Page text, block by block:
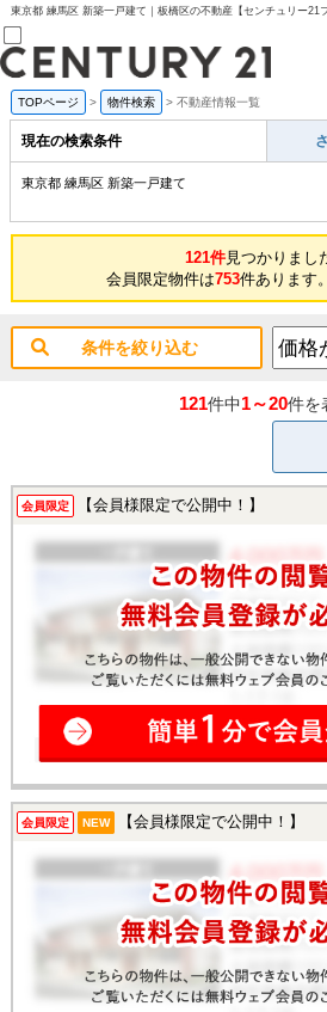
東京都 練馬区 新築一戸建て｜板橋区の不動産【センチュリー21
売買部
0120-800-844
賃貸部
03-6912-3505
会員メニュー
新規会員登録
お気に入り物件一覧
物件閲覧履歴
物件を探す
購入TOP
条件から探す
中古戸建て
マンション
TOPページ > 物件検索 > 不動産情報一覧
現在の検索条件
東京都 練馬区 新築一戸建て
121件見つかりまし
会員限定物件は753件あります
条件を絞り込む
121件中1～20件を
会員限定 【会員様限定で公開中！】
会員限定 NEW 【会員様限定で公開中！】